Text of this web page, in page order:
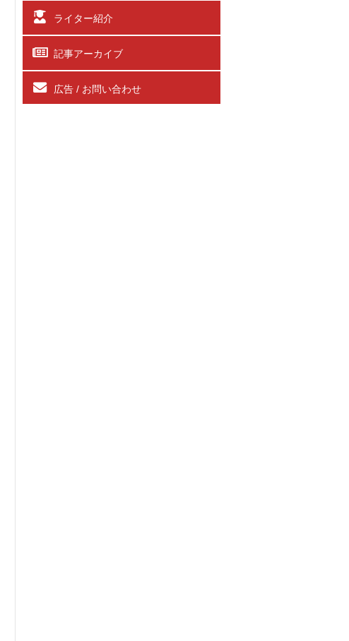
ライター紹介
記事アーカイブ
広告 / お問い合わせ